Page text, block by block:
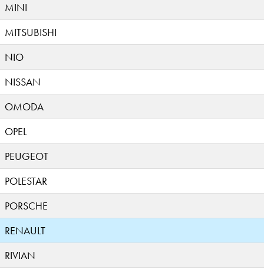
MINI
MITSUBISHI
NIO
NISSAN
OMODA
OPEL
PEUGEOT
POLESTAR
PORSCHE
RENAULT
RIVIAN